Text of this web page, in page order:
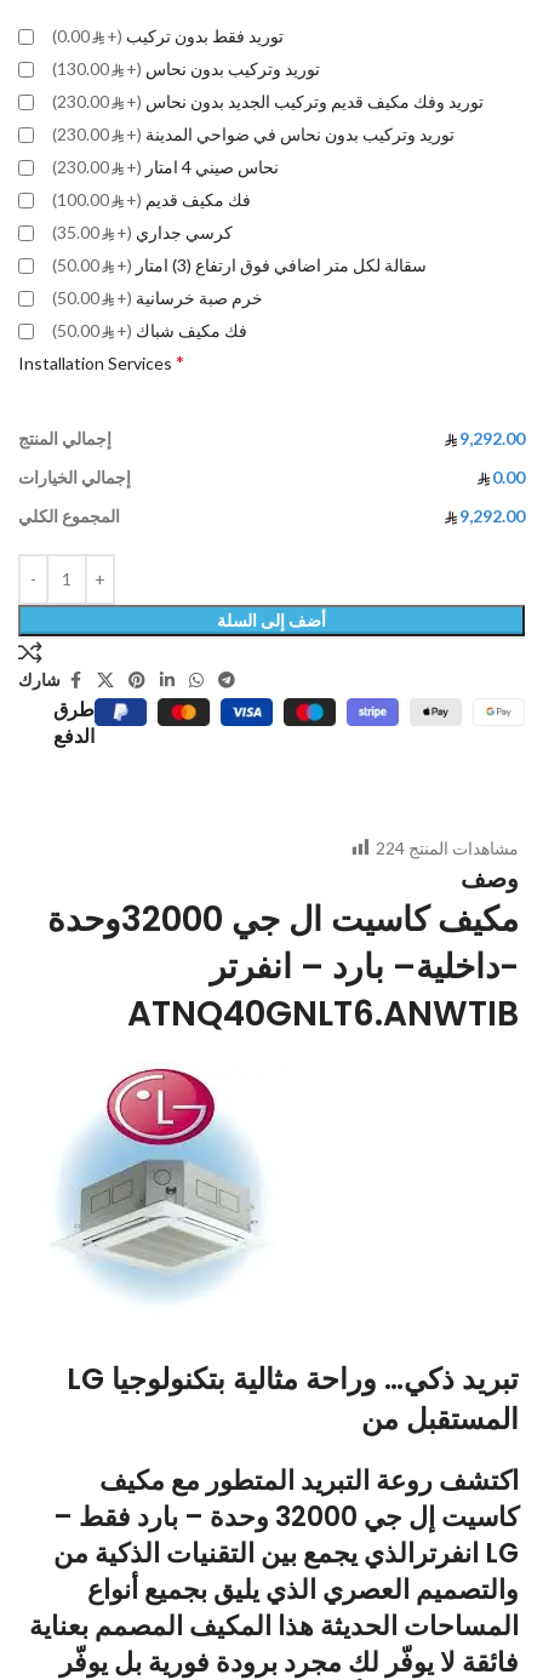
توريد فقط بدون تركيب (+
0.00)
توريد وتركيب بدون نحاس (+
130.00)
توريد وفك مكيف قديم وتركيب الجديد بدون نحاس (+
230.00)
توريد وتركيب بدون نحاس في ضواحي المدينة (+
230.00)
نحاس صيني 4 امتار
(+
230.00)
فك مكيف قديم (+
100.00)
كرسي جداري (+
35.00)
سقالة لكل متر اضافي فوق ارتفاع (3) امتار
(+
50.00)
خرم صبة خرسانية (+
50.00)
فك مكيف شباك (+
50.00)
Installation Services *
إجمالي المنتج
9,292.00
إجمالي الخيارات
0.00
المجموع الكلي
9,292.00
أضف إلى السلة
شارك
طرق
الدفع
مشاهدات المنتج 224
وصف
مكيف كاسيت ال جي 32000وحدة
داخلية– بارد – انفرتر-
ATNQ40GNLT6.ANWTIB
LG تبريد ذكي… وراحة مثالية بتكنولوجيا
المستقبل من
اكتشف روعة التبريد المتطور مع مكيف
كاسيت إل جي 32000 وحدة – بارد فقط –
انفرترالذي يجمع بين
التقنيات الذكية من LG
والتصميم العصري الذي يليق بجميع أنواع
المساحات الحديثة هذا المكيف المصمم بعناية
فائقة لا يوفّر لك مجرد برودة فورية بل يوفّر